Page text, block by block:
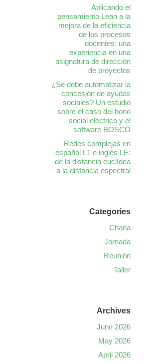
Aplicando el
pensamiento Lean a la
mejora de la eficiencia
de los procesos
docentes: una
experiencia en una
asignatura de dirección
de proyectos
¿Se debe automatizar la
concesión de ayudas
sociales? Un estudio
sobre el caso del bono
social eléctrico y el
software BOSCO
Redes complejas en
español L1 e inglés LE:
de la distancia euclídea
a la distancia espectral
Categories
Charla
Jornada
Reunión
Taller
Archives
June 2026
May 2026
April 2026